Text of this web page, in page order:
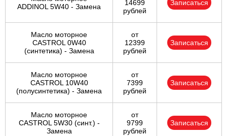
ADDINOL 5W40 - Замена
14699
рублей
Записаться
Масло моторное
CASTROL 0W40
(синтетика) - Замена
от
12399
рублей
Записаться
Масло моторное
CASTROL 10W40
(полусинтетика) - Замена
от
7399
рублей
Записаться
Масло моторное
CASTROL 5W30 (синт.) -
Замена
от
9799
рублей
Записаться